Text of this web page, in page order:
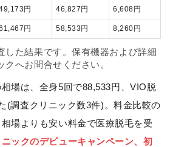
円 46,827円 6,608円
円 58,533円 8,260円
した結果です。保有機器および詳細
クへお問合せください。
場は、全身5回で88,533円、VIO脱
(調査クリニック数3件)。料金比較の
場よりも安い料金で医療脱毛を受
ックのデビューキャンペーン、初